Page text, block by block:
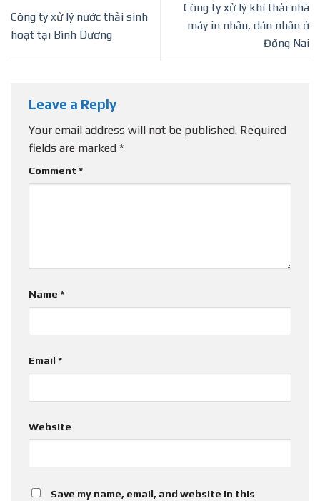
Công ty xử lý nước thải sinh
hoạt tại Bình Dương
Công ty xử lý khí thải nhà
máy in nhãn, dán nhãn ở
Đồng Nai
Leave a Reply
Your email address will not be published. Required
fields are marked *
Comment *
Name *
Email *
Website
Save my name, email, and website in this